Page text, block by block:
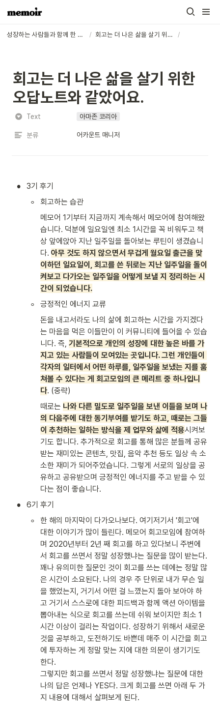
성장하는 사람들과 함께 한 주를 회고하는 커뮤니티 / 회고는 더 나은 삶을 살기 위한 오답노트와 같았어요. /
회고는 더 나은 삶을 살기 위한
오답노트와 같았어요.
Text 아마존 코리아
분류 어카운트 매니저
• 3기 후기
◦
회고하는 습관
메모어 1기부터 지금까지 계속해서 메모어에 참여해왔
습니다. 덕분에 일요일엔 최소 1시간을 꼭 비워두고 책
상 앞에앉아 지난 일주일을 돌아보는 루틴이 생겼습니
다. 아무 것도 하지 않으면서 무겁게 월요일 출근을 맞
이하던 일요일이, 회고를 쓴 뒤로는 지난 일주일을 돌이
켜보고 다가오는 일주일을 어떻게 보낼 지 정리하는 시
간이 되었습니다.
◦
긍정적인 에너지 교류
돈을 내고서라도 나의 삶에 회고하는 시간을 가지겠다
는 마음을 먹은 이들만이 이 커뮤니티에 들어올 수 있습
니다. 즉, 기본적으로 개인의 성장에 대한 높은 바를 가
지고 있는 사람들이 모여있는 곳입니다. 그런 개인들이
각자의 일터에서 어떤 하루를, 일주일을 보냈는 지를 훔
쳐볼 수 있다는 게 회고모임의 큰 메리트 중 하나입니
다. (중략)
때로는 나와 다른 밀도로 일주일을 보낸 이들을 보며 나
의 다음주에 대한 동기부여를 받기도 하고, 때로는 그들
이 추천하는 일하는 방식을 제 업무와 삶에 적용시켜보
기도 합니다. 추가적으로 회고를 통해 많은 분들께 공유
받는 재미있는 콘텐츠, 맛집, 음악 추천 등도 일상 속 소
소한 재미가 되어주었습니다. 그렇게 서로의 일상을 공
유하고 공유받으며 긍정적인 에너지를 주고 받을 수 있
다는 점이 좋습니다.
• 6기 후기
◦
한 해의 마지막이 다가오나보다. 여기저기서 '회고'에
대한 이야기가 많이 들린다. 메모어 회고모임에 참여하
며 2020년부터 2년 째 회고를 하고 있다보니 주변에
서 회고를 쓰면서 정말 성장했냐는 질문을 많이 받는다.
꽤나 유의미한 질문인 것이 회고를 쓰는 데에는 정말 많
은 시간이 소요된다. 나의 경우 주 단위로 내가 무슨 일
을 했었는지, 거기서 어떤 걸 느꼈는지 돌아 보아야 하
고 거기서 스스로에 대한 피드백과 함께 액션 아이템을
뽑아내는 식으로 회고를 쓰는데 쉬워 보이지만 최소 1
시간 이상이 걸리는 작업이다. 성장하기 위해서 새로운
것을 공부하고, 도전하기도 바쁜데 매주 이 시간을 회고
에 투자하는 게 정말 맞는 지에 대한 의문이 생기기도
한다.
그렇지만 회고를 쓰면서 정말 성장했냐는 질문에 대한
나의 답은 언제나 YES다. 크게 회고를 쓰면 아래 두 가
지 내용에 대해서 살펴보게 된다.